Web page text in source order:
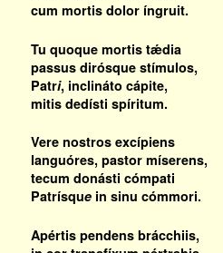
cum mortis dolor íngruit.
Tu quoque mortis tǽdia
passus dirósque stímulos,
Patri, inclináto cápite,
mitis dedísti spíritum.
Vere nostros excípiens
languóres, pastor míserens,
tecum donásti cómpati
Patrísquein sinu cómmori.
Apértis pendens brácchiis,